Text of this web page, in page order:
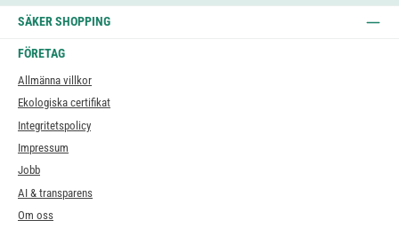
SÄKER SHOPPING
FÖRETAG
Allmänna villkor
Ekologiska certifikat
Integritetspolicy
Impressum
Jobb
AI & transparens
Om oss